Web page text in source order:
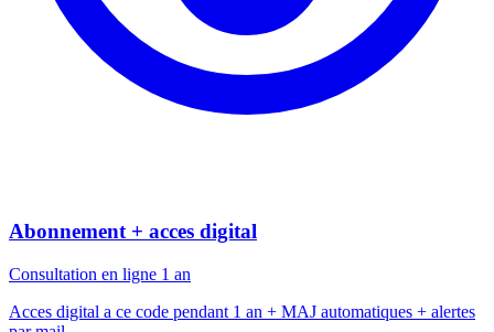
Abonnement + acces digital
Consultation en ligne 1 an
Acces digital a ce code pendant 1 an + MAJ automatiques + alertes